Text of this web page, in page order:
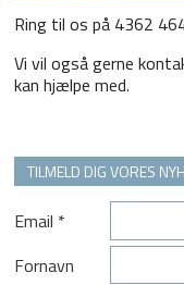
Ring til os på 4362
Vi vil også gerne
kan hjælpe med.
TILMELD DIG VORES
Email *
Fornavn